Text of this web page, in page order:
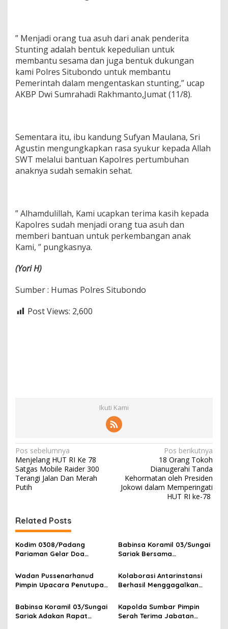
” Menjadi orang tua asuh dari anak penderita
Stunting adalah bentuk kepedulian untuk
membantu sesama dan juga bentuk dukungan
kami Polres Situbondo untuk membantu
Pemerintah dalam mengentaskan stunting,” ucap
AKBP Dwi Sumrahadi Rakhmanto,Jumat (11/8).
Sementara itu, ibu kandung Sufyan Maulana, Sri
Agustin mengungkapkan rasa syukur kepada Allah
SWT melalui bantuan Kapolres pertumbuhan
anaknya sudah semakin sehat.
” Alhamdulillah, Kami ucapkan terima kasih kepada
Kapolres sudah menjadi orang tua asuh dan
memberi bantuan untuk perkembangan anak
Kami, ” pungkasnya.
(YoriH)
Sumber : Humas Polres Situbondo
Post Views: 2,600
Ikuti Kami
N
a
v
i
a
s
i
o
Pos sebelumnya
Menjelang HUT RI Ke 78
Satgas Mobile Raider 300
Terangi Jalan Dan Merah
Putih
Pos berikutnya
18 Orang Tokoh
Dianugerahi Tanda
Kehormatan oleh Presiden
Jokowi dalam Memperingati
HUT RI ke-78
Related Posts
Kodim 0308/Padang
Pariaman Gelar Doa
Kodam XX/Tuanku Imam
Bonjol
Babinsa Koramil 03/Sungai
Sariak Bersama
VII Koto Melaksanakan
Seleksi Calon Anggota
Paskibra Tingkat
Patamuan
Wadan Pussenarhanud
Pimpin Upacara Penutupan
KDKMP Tahun 2026 di
Pusdikarhanud
Kolaborasi Antarinstansi
Berhasil Menggagalkan
3,4 Ton Merkuri Cair
Babinsa Koramil 03/Sungai
Sariak Adakan Rapat
Kapolda Sumbar Pimpin
Serah Terima Jabatan